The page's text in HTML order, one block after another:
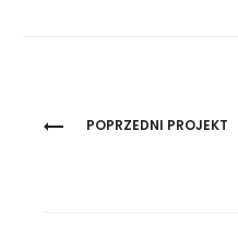
ProjectPOPRZEDNI PROJEKT